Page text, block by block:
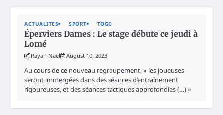
ACTUALITES SPORT TOGO
Éperviers Dames : Le stage débute ce jeudi à
Lomé
Rayan Nael August 10, 2023
Au cours de ce nouveau regroupement, « les joueuses
seront immergées dans des séances d’entraînement
rigoureuses, et des séances tactiques approfondies (…) »